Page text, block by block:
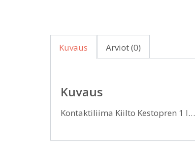
Kuvaus Arviot (0)
Kuvaus
Kontaktiliima Kiilto Kestopren 1 l…